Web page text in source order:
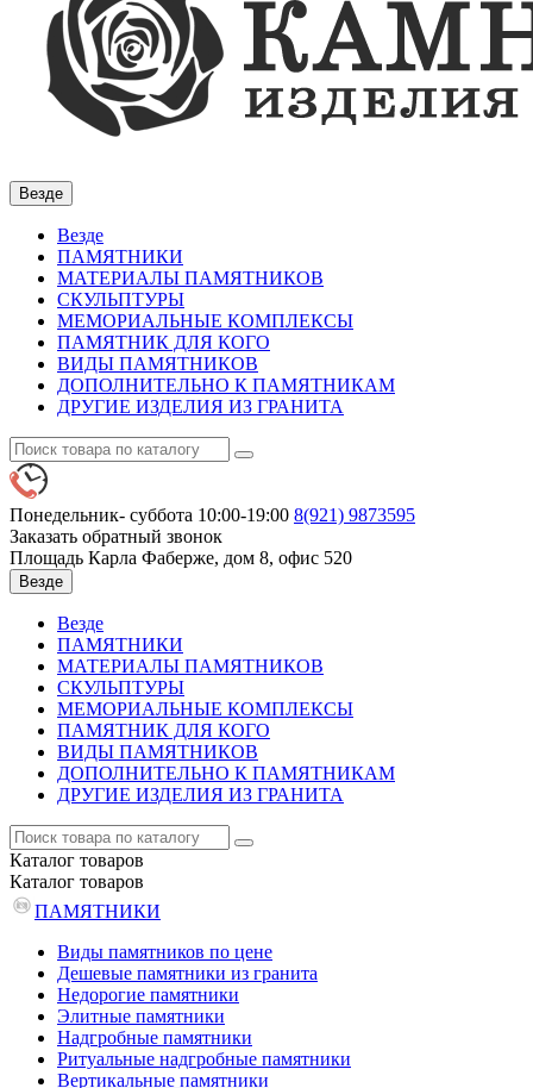
Везде
Везде
ПАМЯТНИКИ
МАТЕРИАЛЫ ПАМЯТНИКОВ
СКУЛЬПТУРЫ
МЕМОРИАЛЬНЫЕ КОМПЛЕКСЫ
ПАМЯТНИК ДЛЯ КОГО
ВИДЫ ПАМЯТНИКОВ
ДОПОЛНИТЕЛЬНО К ПАМЯТНИКАМ
ДРУГИЕ ИЗДЕЛИЯ ИЗ ГРАНИТА
Понедельник- суббота 10:00-19:00 8(921) 9873595
Заказать обратный звонок
Площадь Карла Фаберже, дом 8, офис 520
Везде
Везде
ПАМЯТНИКИ
МАТЕРИАЛЫ ПАМЯТНИКОВ
СКУЛЬПТУРЫ
МЕМОРИАЛЬНЫЕ КОМПЛЕКСЫ
ПАМЯТНИК ДЛЯ КОГО
ВИДЫ ПАМЯТНИКОВ
ДОПОЛНИТЕЛЬНО К ПАМЯТНИКАМ
ДРУГИЕ ИЗДЕЛИЯ ИЗ ГРАНИТА
Каталог товаров
Каталог товаров
ПАМЯТНИКИ
Виды памятников по цене
Дешевые памятники из гранита
Недорогие памятники
Элитные памятники
Надгробные памятники
Ритуальные надгробные памятники
Вертикальные памятники